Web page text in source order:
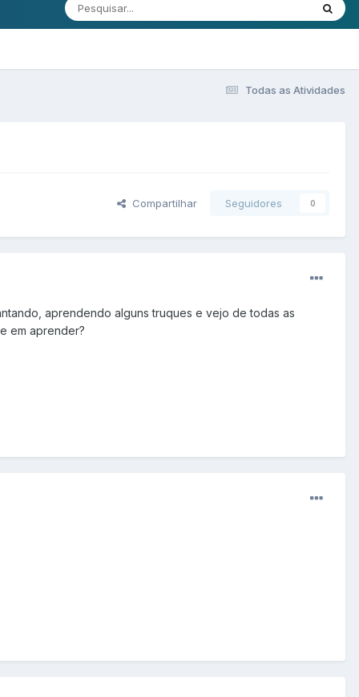
Todas as Atividades
Compartilhar Seguidores 0
aprendendo alguns truques e vejo de todas as
em aprender?